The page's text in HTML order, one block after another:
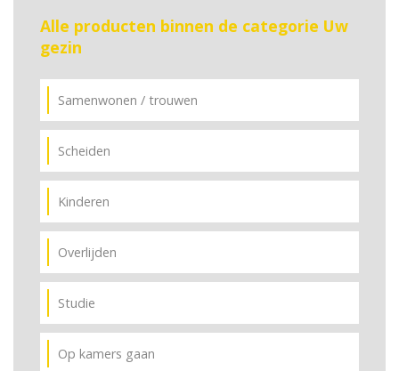
Alle producten binnen de categorie Uw
gezin
Samenwonen / trouwen
Scheiden
Kinderen
Overlijden
Studie
Op kamers gaan